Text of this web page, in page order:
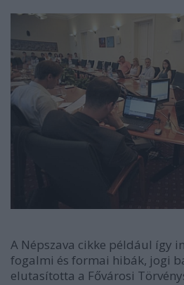
A Népszava cikke például így
fogalmi és formai hibák, jogi
elutasította a Fővárosi